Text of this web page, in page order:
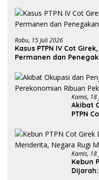
Rabu, 15 Juli 2026
Kasus PTPN IV Cot
Permanen dan
Kamis, 18
Akibat
PTPN
Kamis, 18
Kebun